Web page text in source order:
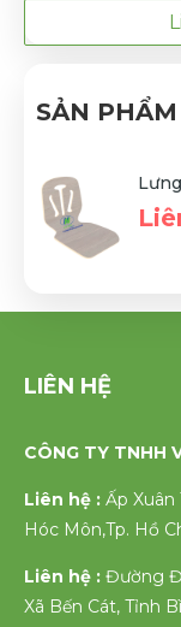
SẢN
LIÊN HỆ
CÔNG TY TNHH
Liên hệ : Ấp Xuân
Hóc Môn,Tp. Hồ
Liên hệ : Đường
Xã Bến Cát, Tỉnh